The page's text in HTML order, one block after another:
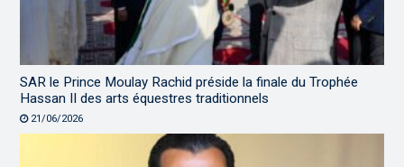
SAR le Prince Moulay Rachid préside la finale du Trophée
Hassan II des arts équestres traditionnels
21/06/2026